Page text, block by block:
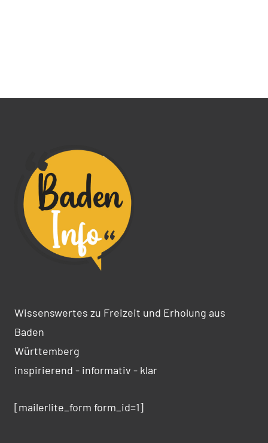
Wissenswertes zu Freizeit und Erholung aus
Baden
Württemberg
inspirierend - informativ - klar
[mailerlite_form form_id=1]